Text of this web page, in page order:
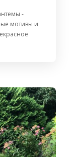
-
мотивы и